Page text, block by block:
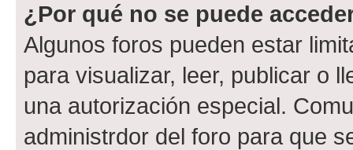
¿Por qué no se puede
Algunos foros pueden estar
para visualizar, leer, publicar o
una autorización especial.
administrdor del foro para que